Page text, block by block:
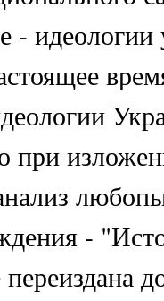
- идеологии
при
-